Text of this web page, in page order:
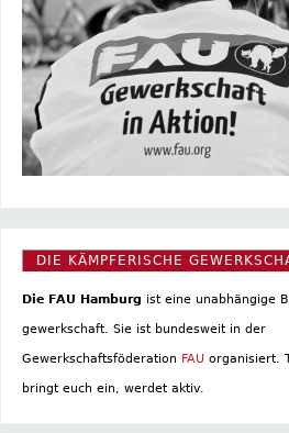
DIE KÄMPFERISCHE
Die FAU Hamburg ist eine un­abhängige
gewerkschaft. Sie ist bundesweit in der
Gewerkschaftsföderation FAU organisiert.
bringt euch ein, werdet aktiv.